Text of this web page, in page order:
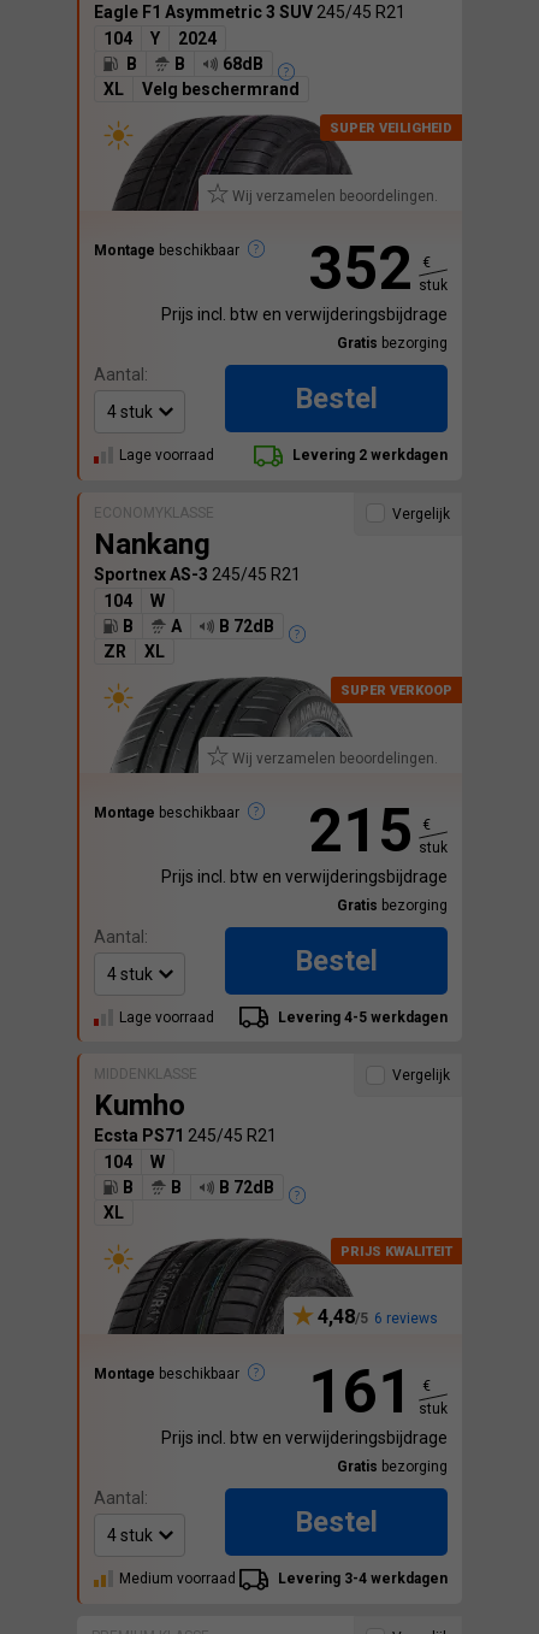
Eagle F1 Asymmetric 3 SUV 245/45 R21
104
Y
2024
B
B
68dB
XL
Velg beschermrand
Wij verzamelen beoordelingen.
Montage beschikbaar 352
€
stuk
Prijs incl. btw en verwijderingsbijdrage
Gratis bezorging
Aantal:
Bestel
Lage voorraad Levering 2 werkdagen
ECONOMYKLASSE
Nankang
Sportnex AS-3 245/45 R21
104
W
B
A
B 72dB
ZR
XL
Wij verzamelen beoordelingen.
Montage beschikbaar
Vergelijk
215
€
stuk
Prijs incl. btw en verwijderingsbijdrage
Gratis bezorging
Aantal:
Bestel
Lage voorraad Levering 4-5 werkdagen
MIDDENKLASSE
Kumho
Ecsta PS71 245/45 R21
104
W
B
B
B 72dB
XL
4,48 6 reviews
Montage beschikbaar
Vergelijk
161
€
stuk
Prijs incl. btw en verwijderingsbijdrage
Gratis bezorging
Aantal:
Bestel
Medium voorraad Levering 3-4 werkdagen